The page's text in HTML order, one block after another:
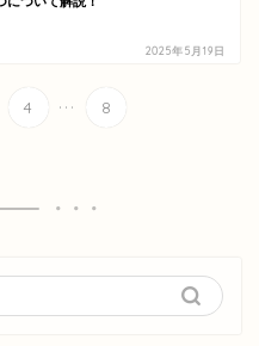
2025年5月19日
4 ... 8